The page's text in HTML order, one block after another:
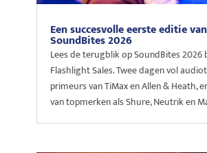
Een succesvolle eerste editie van
SoundBites 2026
Lees de terugblik op SoundBites 2026
Flashlight Sales. Twee dagen vol
primeurs van TiMax en Allen & Heath,
van topmerken als Shure, Neutrik en